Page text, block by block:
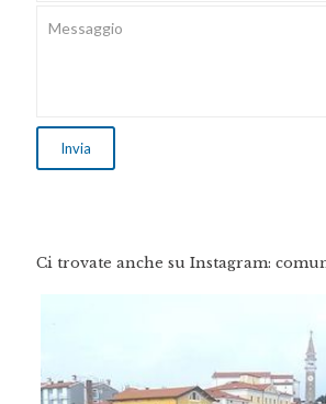
Ci trovate anche su Instagram: